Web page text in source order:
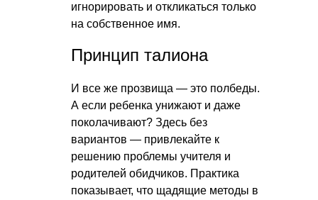
игнорировать и откликаться только
на собственное имя.
Принцип талиона
И все же прозвища — это полбеды.
А если ребенка унижают и даже
поколачивают? Здесь без
вариантов — привлекайте к
решению проблемы учителя и
родителей обидчиков. Практика
показывает, что щадящие методы в